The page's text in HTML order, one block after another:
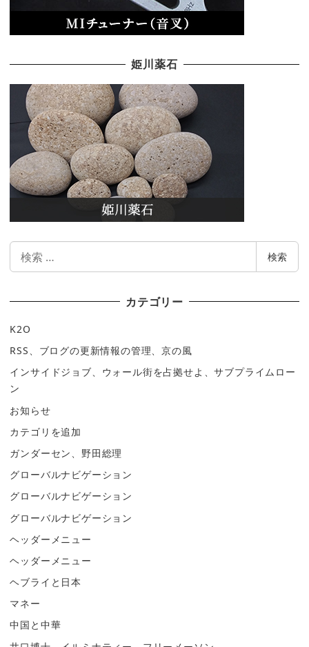
姫川薬石
検索
カテゴリー
K2O
RSS、ブログの更新情報の管理、京の風
インサイドジョブ、ウォール街を占拠せよ、サブプライムロー
ン
お知らせ
カテゴリを追加
ガンダーセン、野田総理
グローバルナビゲーション
グローバルナビゲーション
グローバルナビゲーション
ヘッダーメニュー
ヘッダーメニュー
ヘブライと日本
マネー
中国と中華